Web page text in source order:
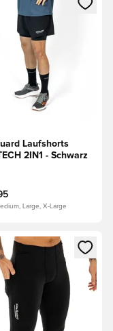
Laufshorts
2IN1 - Schwarz
Large, X-Large
Registrieren als
ein Fenster zum